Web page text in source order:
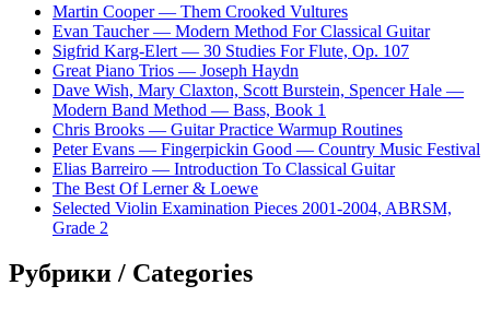
Martin Cooper — Them Crooked Vultures
Evan Taucher — Modern Method For Classical Guitar
Sigfrid Karg-Elert — 30 Studies For Flute, Op. 107
Great Piano Trios — Joseph Haydn
Dave Wish, Mary Claxton, Scott Burstein, Spencer Hale —
Modern Band Method — Bass, Book 1
Chris Brooks — Guitar Practice Warmup Routines
Peter Evans — Fingerpickin Good — Country Music Festival
Elias Barreiro — Introduction To Classical Guitar
The Best Of Lerner & Loewe
Selected Violin Examination Pieces 2001-2004, ABRSM,
Grade 2
Рубрики / Categories